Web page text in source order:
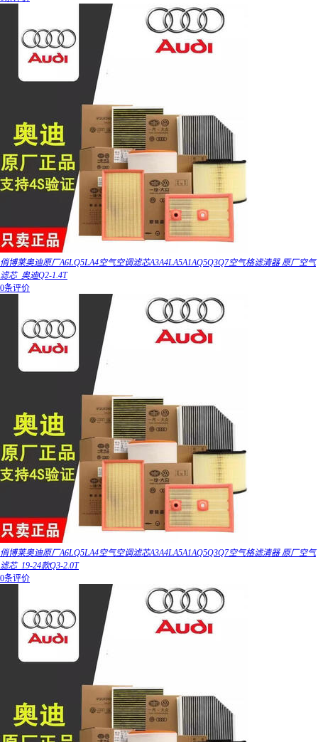
俏博莱奥迪原厂A6LQ5LA4空气空调滤芯A3A4LA5A1AQ5Q3Q7空气格滤清器 原厂空气
滤芯_奥迪Q2-1.4T
0条评价
俏博莱奥迪原厂A6LQ5LA4空气空调滤芯A3A4LA5A1AQ5Q3Q7空气格滤清器 原厂空气
滤芯_19-24款Q3-2.0T
0条评价